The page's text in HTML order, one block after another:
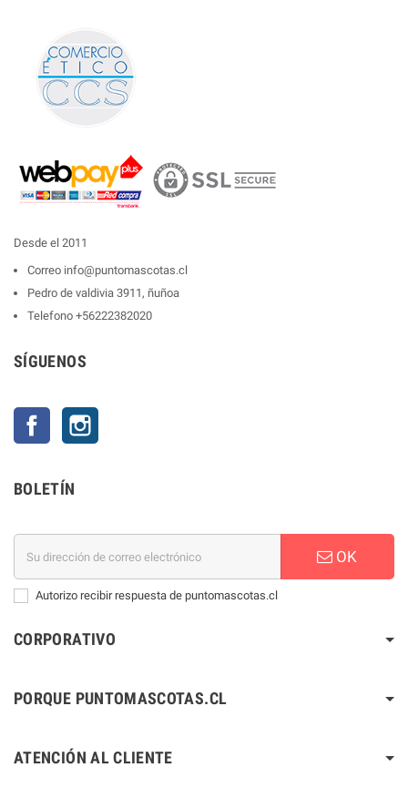
Desde el 2011
Correo info@puntomascotas.cl
Pedro de valdivia 3911, ñuñoa
Telefono +56222382020
SÍGUENOS
Facebook
BOLETÍN
OK
Autorizo recibir respuesta de puntomascotas.cl
CORPORATIVO
PORQUE PUNTOMASCOTAS.CL
ATENCIÓN AL CLIENTE